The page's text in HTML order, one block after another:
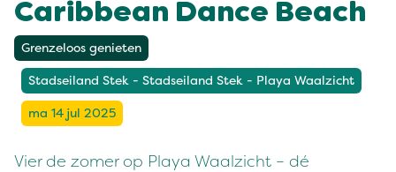
Caribbean Dance Beach
Grenzeloos genieten
Stadseiland Stek - Stadseiland Stek - Playa Waalzicht
ma 14 jul 2025
Vier de zomer op Playa Waalzicht – dé